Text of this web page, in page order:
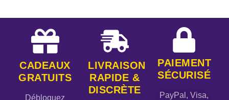
CADEAUX
GRATUITS
Débloquez
LIVRAISON
RAPIDE &
DISCRÈTE
PAIEMENT
SÉCURISÉ
PayPal, Visa,